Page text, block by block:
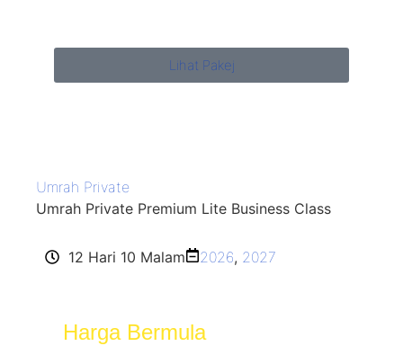
Lihat Pakej
Umrah Private
Umrah Private Premium Lite Business Class
12 Hari 10 Malam 2026, 2027
Harga Bermula